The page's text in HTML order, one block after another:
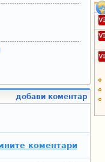
добави коментар
коментари